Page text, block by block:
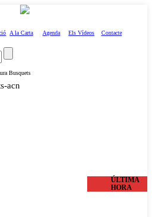
A la Carta Agenda Els Vídeos Contacte
acn
ÚLTIMA
HORA